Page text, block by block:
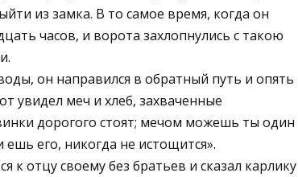
из замка. В то самое время, когда он
часов, и ворота захлопнулись с такою
он направился в обратный путь и опять
увидел меч и хлеб, захваченные
дорогого стоят; мечом можешь ты один
ешь его, никогда не истощится».
к отцу своему без братьев и сказал карлику